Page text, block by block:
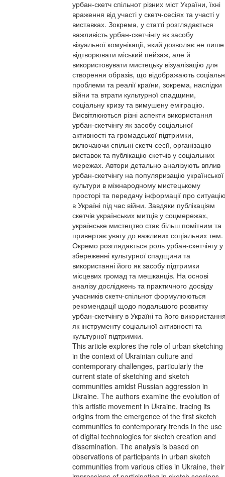
урбан-скетч спільнот різних міст України, їхні
враження від участі у скетч-сесіях та участі у
виставках. Зокрема, у статті розглядається
важливість урбан-скетчінгу як засобу
візуальної комунікації, який дозволяє не лише
відтворювати міський пейзаж, але й
використовувати мистецьку візуалізацію для
створення образів, що відображають
проблеми та реалії країни, зокрема, наслідки
війни та втрати культурної спадщини,
соціальну кризу та вимушену еміграцію.
Висвітлюються різні аспекти використання
урбан-скетчінгу як засобу соціальної
активності та громадської підтримки,
включаючи спільні скетч-сесії, організацію
виставок та публікацію скетчів у соціальних
мережах. Автори детально аналізують вплив
урбан-скетчінгу на популяризацію української
культури в міжнародному мистецькому
просторі та передачу інформації про
в Україні під час війни. Завдяки публікаціям
скетчів українських митців у соцмережах,
українське мистецтво стає більш помітним та
привертає увагу до важливих соціальних тем.
Окремо розглядається роль урбан-скетчінгу у
збереженні культурної спадщини та
використанні його як засобу підтримки
місцевих громад та мешканців. На основі
аналізу досліджень та практичного досвіду
учасників скетч-спільнот формулюються
рекомендації щодо подальшого розвитку
урбан-скетчінгу в Україні та його
як інструменту соціальної активності та
культурної підтримки.
This article explores the role of urban sketching
in the context of Ukrainian culture and
contemporary challenges, particularly the
current state of sketching and sketch
communities amidst Russian aggression in
Ukraine. The authors examine the evolution of
this artistic movement in Ukraine, tracing its
origins from the emergence of the first sketch
communities to contemporary trends in the use
of digital technologies for sketch creation and
dissemination. The analysis is based on
observations of participants in urban sketch
communities from various cities in Ukraine, their